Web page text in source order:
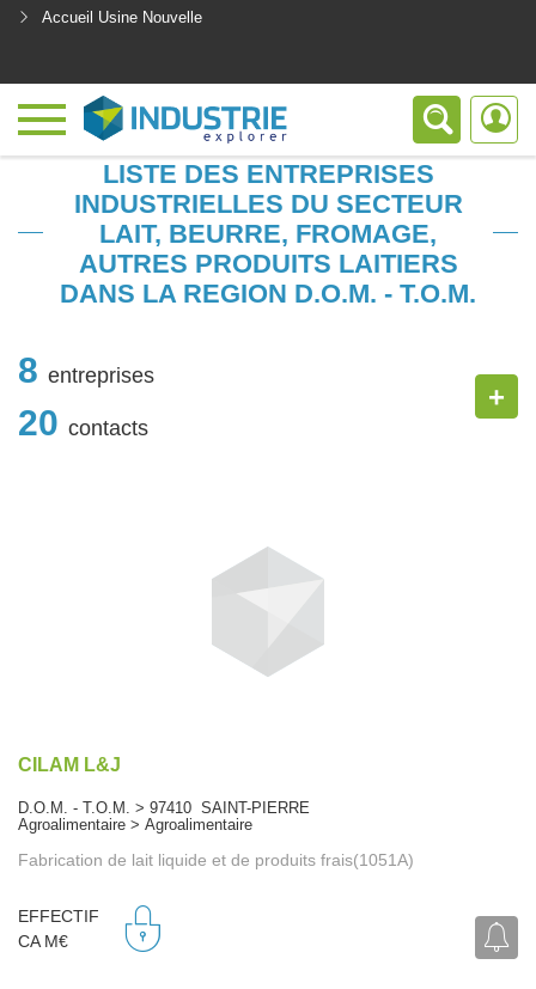
Accueil Usine Nouvelle
LISTE DES ENTREPRISES
INDUSTRIELLES DU SECTEUR
LAIT, BEURRE, FROMAGE,
AUTRES PRODUITS LAITIERS
DANS LA REGION D.O.M. - T.O.M.
8 entreprises
20 contacts
+
CILAM L&J
D.O.M. - T.O.M. > 97410 SAINT-PIERRE
Agroalimentaire > Agroalimentaire
Fabrication de lait liquide et de produits frais(1051A)
EFFECTIF
CA M€